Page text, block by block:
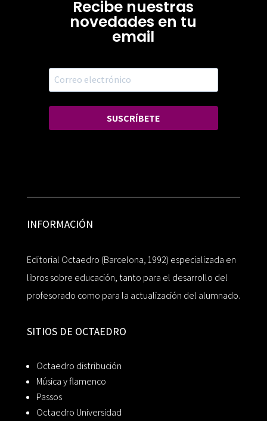
Recibe nuestras
novedades en tu
email
SUSCRÍBETE
INFORMACIÓN
Editorial Octaedro (Barcelona, 1992) especializada en
libros sobre educación, tanto para el desarrollo del
profesorado como para la actualización del alumnado.
SITIOS DE OCTAEDRO
Octaedro distribución
Música y flamenco
Passos
Octaedro Universidad